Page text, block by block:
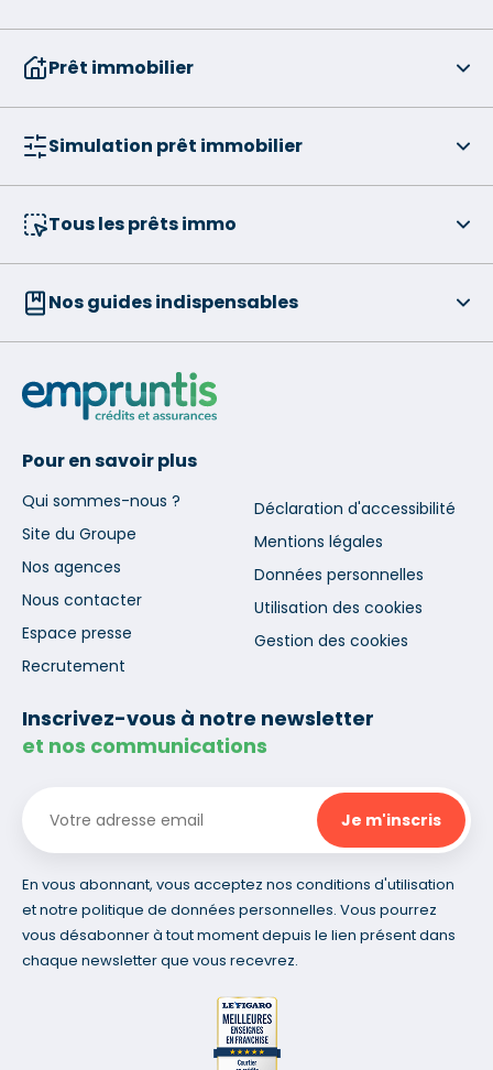
Prêt immobilier
Simulation prêt immobilier
Tous les prêts immo
Nos guides indispensables
Pour en savoir plus
Qui sommes-nous ?
Site du Groupe
Nos agences
Nous contacter
Espace presse
Recrutement
Déclaration d'accessibilité
Mentions légales
Données personnelles
Utilisation des cookies
Gestion des cookies
Inscrivez-vous à notre newsletter
et nos communications
En vous abonnant, vous acceptez nos conditions d'utilisation
et notre politique de données personnelles. Vous pourrez
vous désabonner à tout moment depuis le lien présent dans
chaque newsletter que vous recevrez.